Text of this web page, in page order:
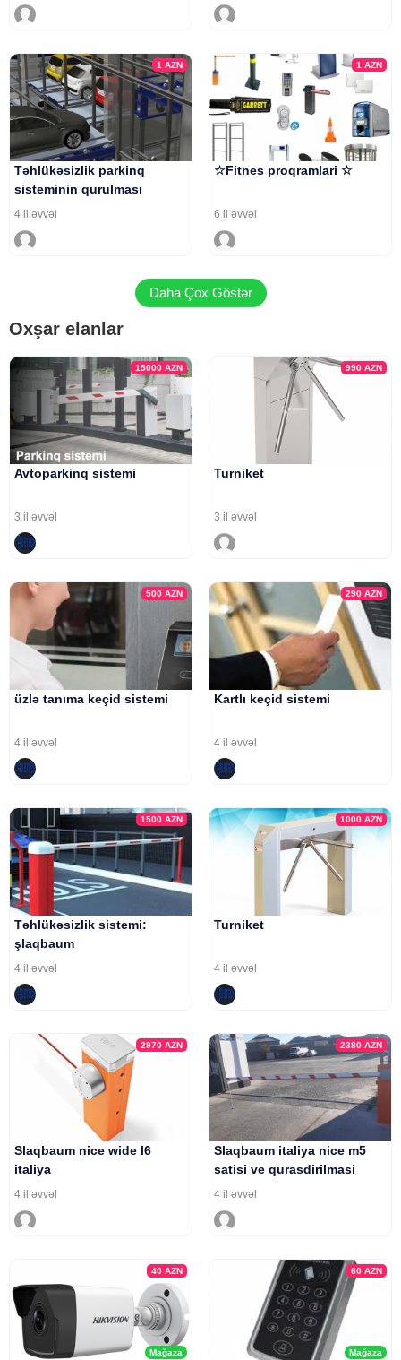
1AZN
Təhlükəsizlik parkinq
sisteminin qurulması
4 il əvvəl
1 AZN
☆Fitnes proqramlari ☆
6 il əvvəl
Daha Çox Göstər
Oxşar elanlar
15000AZN
Avtoparkinq sistemi
3 il əvvəl
990 AZN
Turniket
3 il əvvəl
500AZN
üzlə tanıma keçid sistemi
4 il əvvəl
290 AZN
Kartlı keçid sistemi
4 il əvvəl
1500AZN
Təhlükəsizlik sistemi:
şlaqbaum
4 il əvvəl
1000 AZN
Turniket
4 il əvvəl
2970AZN
Slaqbaum nice wide l6
italiya
4 il əvvəl
2380 AZN
Slaqbaum italiya nice m5
satisi ve qurasdirilmasi
4 il əvvəl
Mağaza
40AZN
Mağaza
60 AZN